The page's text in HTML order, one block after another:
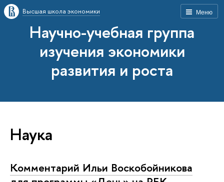
Меню
Высшая школа экономики
Научно-учебная группа
изучения экономики
развития и роста
Наука
Комментарий Ильи Воскобойникова